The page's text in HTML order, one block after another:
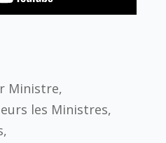
Ministre,
les Ministres,